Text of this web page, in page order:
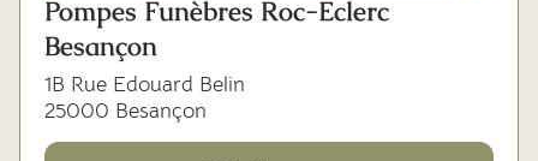
Pompes Funèbres Roc-Eclerc
Besançon
1B Rue Edouard Belin
25000 Besançon